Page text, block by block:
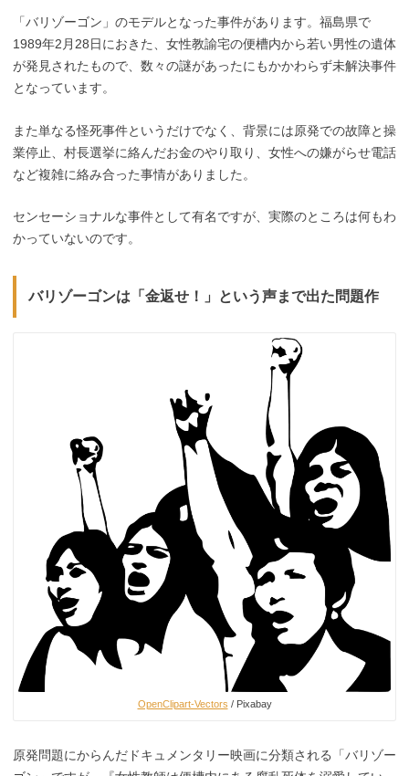
「バリゾーゴン」のモデルとなった事件があります。福島県で
1989年2月28日におきた、女性教諭宅の便槽内から若い男性の遺体
が発見されたもので、数々の謎があったにもかかわらず未解決事件
となっています。
また単なる怪死事件というだけでなく、背景には原発での故障と操
業停止、村長選挙に絡んだお金のやり取り、女性への嫌がらせ電話
など複雑に絡み合った事情がありました。
センセーショナルな事件として有名ですが、実際のところは何もわ
かっていないのです。
バリゾーゴンは「金返せ！」という声まで出た問題作
OpenClipart-Vectors / Pixabay
原発問題にからんだドキュメンタリー映画に分類される「バリゾー